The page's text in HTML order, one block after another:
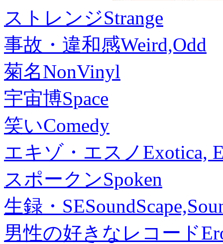
ストレンジStrange
事故・違和感Weird,Odd
菊名NonVinyl
宇宙博Space
笑いComedy
エキゾ・エスノ Exotica,
スポークンSpoken
生録・SE
男性の好きなレコード